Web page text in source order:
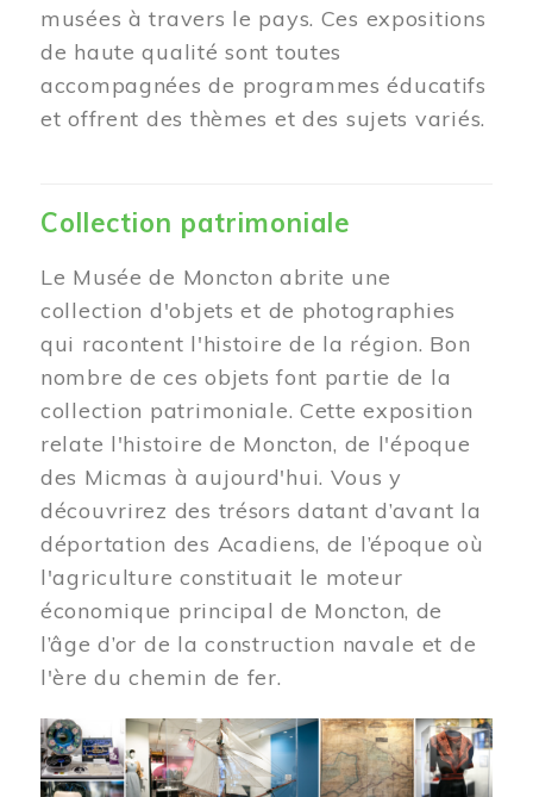
musées à travers le pays. Ces expositions
de haute qualité sont toutes
accompagnées de programmes éducatifs
et offrent des thèmes et des sujets variés.
Collection patrimoniale
Le Musée de Moncton abrite une
collection d'objets et de photographies
qui racontent l'histoire de la région. Bon
nombre de ces objets font partie de la
collection patrimoniale. Cette exposition
relate l'histoire de Moncton, de l'époque
des Micmas à aujourd'hui. Vous y
découvrirez des trésors datant d’avant la
déportation des Acadiens, de l’époque où
l'agriculture constituait le moteur
économique principal de Moncton, de
l’âge d’or de la construction navale et de
l'ère du chemin de fer.